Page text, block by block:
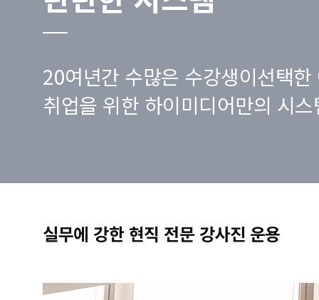
20여년간 수많은 수강생이선택한
취업을 위한 하이미디어만의 시
실무에 강한 현직 전문 강사진 운용